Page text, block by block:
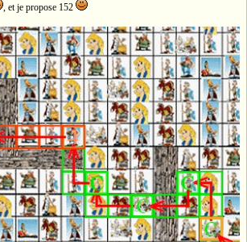
, et je propose 152